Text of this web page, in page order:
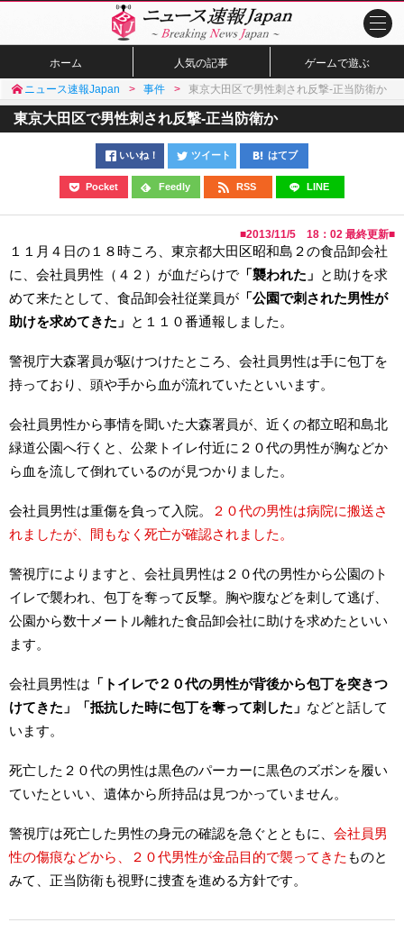
ホーム 人気の記事 ゲームで遊ぶ
ニュース速報Japan 事件 東京大田区で男性刺され反撃-正当防衛か
東京大田区で男性刺され反撃-正当防衛か
いいね！ ツイート はてブ
Pocket Feedly RSS LINE
■2013/11/5 18：02 最終更新■
１１月４日の１８時ころ、東京都大田区昭和島２の食品卸会社
に、会社員男性（４２）が血だらけで 「襲われた」 と助けを求
めて来たとして、食品卸会社従業員が 「公園で刺された男性が
助けを求めてきた」 と１１０番通報しました。
警視庁大森署員が駆けつけたところ、会社員男性は手に包丁を
持っており、頭や手から血が流れていたといいます。
会社員男性から事情を聞いた大森署員が、近くの都立昭和島北
緑道公園へ行くと、公衆トイレ付近に２０代の男性が胸などか
ら血を流して倒れているのが見つかりました。
会社員男性は重傷を負って入院。
２０代の男性は病院に搬送さ
れましたが、間もなく死亡が確認されました。
警視庁によりますと、会社員男性は２０代の男性から公園のト
イレで襲われ、包丁を奪って反撃。胸や腹などを刺して逃げ、
公園から数十メートル離れた食品卸会社に助けを求めたといい
ます。
会社員男性は 「トイレで２０代の男性が背後から包丁を突きつ
けてきた」「抵抗した時に包丁を奪って刺した」 などと話して
います。
死亡した２０代の男性は黒色のパーカーに黒色のズボンを履い
ていたといい、遺体から所持品は見つかっていません。
警視庁は死亡した男性の身元の確認を急ぐとともに、 会社員男
性の傷痕などから、２０代男性が金品目的で襲ってきた ものと
みて、正当防衛も視野に捜査を進める方針です。